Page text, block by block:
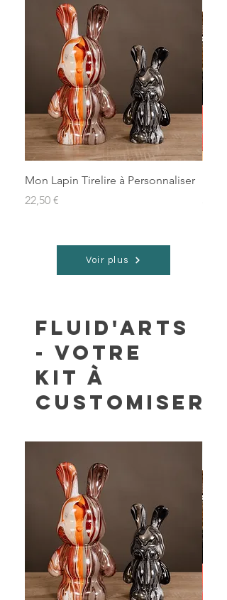
Mon Lapin Tirelire à Personnaliser
Prix
22,50 €
Voir plus
Fluid'Arts
- votre
kit à
customiser